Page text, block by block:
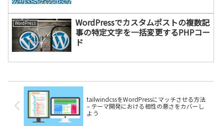
WordPress
WordPressでカスタムポストの複数記
事の特定文字を一括変更するPHPコー
ド
tailwindcssをWordPressにマッチさせる方法
– テーマ開発における相性の悪さをカバーし
よう